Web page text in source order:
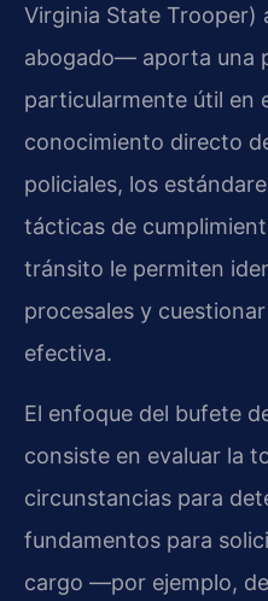
Virginia State Trooper)
abogado— aporta una
particularmente útil en
conocimiento directo
policiales, los
tácticas de
tránsito le permiten
procesales y
efectiva.
El enfoque del bufete
consiste en evaluar la
circunstancias para
fundamentos para
cargo —por ejemplo,